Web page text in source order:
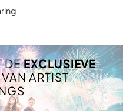
DEEXCLUSIEVE
VAN ARTIST